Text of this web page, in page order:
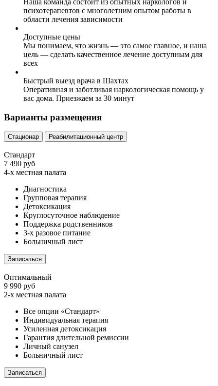
психотерапевтов с многолетним опытом работы в
области лечения зависимости
Доступные цены
Мы понимаем, что жизнь — это самое главное, и наша
цель — сделать качественное лечение доступным для
всех
Быстрый выезд врача в Шахтах
Оперативная и заботливая наркологическая помощь у
вас дома. Приезжаем за 30 минут
Варианты размещения
Стационар Реабилитационный центр
Стандарт
7 490 руб
4-х местная палата
Диагностика
Групповая терапия
Детоксикация
Круглосуточное наблюдение
Поддержка родственников
3-х разовое питание
Больничный лист
Записаться
Оптимальный
9 990 руб
2-х местная палата
Все опции «Стандарт»
Индивидуальная терапия
Усиленная детоксикация
Гарантия длительной ремиссии
Личный санузел
Больничный лист
Записаться